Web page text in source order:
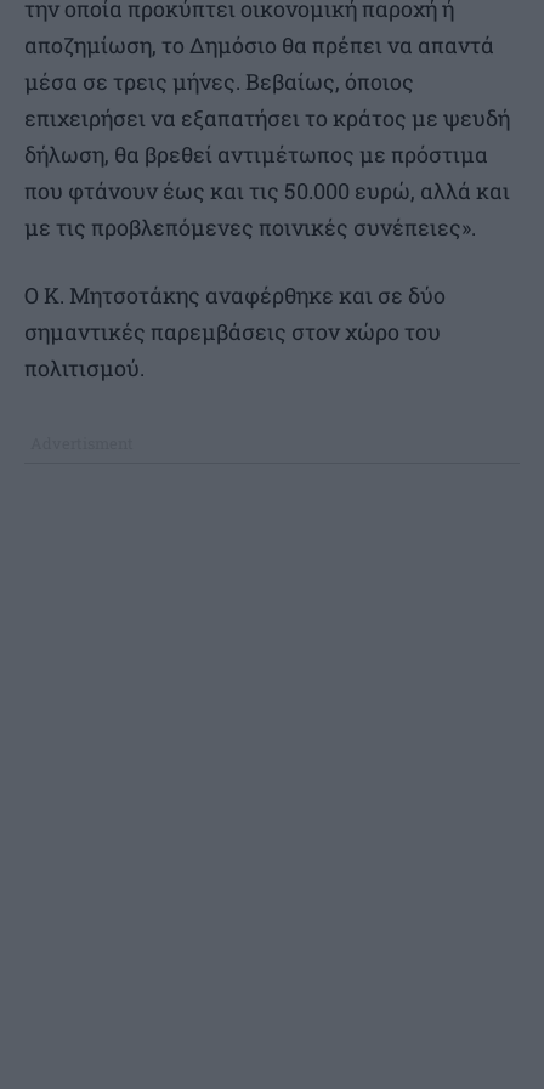
την οποία προκύπτει οικονομική παροχή ή
αποζημίωση, το Δημόσιο θα πρέπει να απαντά
μέσα σε τρεις μήνες. Βεβαίως, όποιος
επιχειρήσει να εξαπατήσει το κράτος με ψευδή
δήλωση, θα βρεθεί αντιμέτωπος με πρόστιμα
που φτάνουν έως και τις 50.000 ευρώ, αλλά και
με τις προβλεπόμενες ποινικές συνέπειες».
Ο Κ. Μητσοτάκης αναφέρθηκε και σε δύο
σημαντικές παρεμβάσεις στον χώρο του
πολιτισμού.